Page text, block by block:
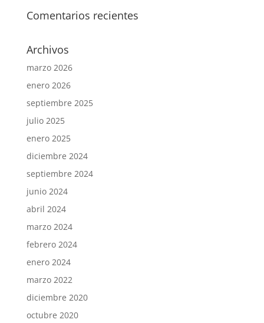
Comentarios recientes
Archivos
marzo 2026
enero 2026
septiembre 2025
julio 2025
enero 2025
diciembre 2024
septiembre 2024
junio 2024
abril 2024
marzo 2024
febrero 2024
enero 2024
marzo 2022
diciembre 2020
octubre 2020